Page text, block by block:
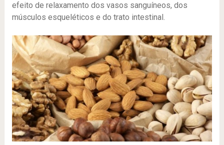
efeito de relaxamento dos vasos sanguíneos, dos
músculos esqueléticos e do trato intestinal.